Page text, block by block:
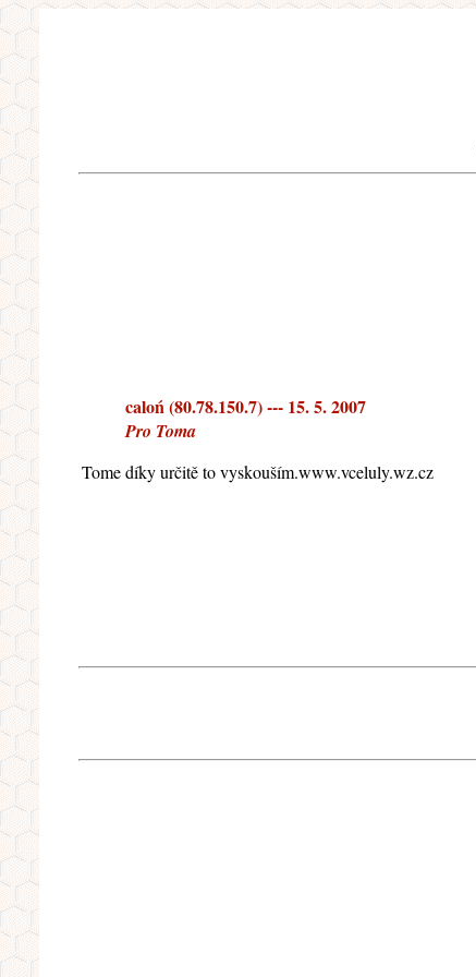
caloń (80.78.150.7) --- 15. 5. 2007
Pro Toma
Tome díky určitě to vyskouším.www.vceluly.wz.cz